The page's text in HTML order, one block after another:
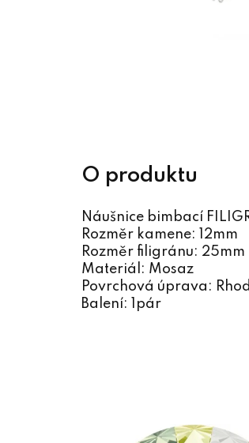
Náušnice bimbací
Rozměr kamene: 12mm
Rozměr filigránu: 25mm
Materiál: Mosaz
Povrchová úprava:
Balení: 1pár